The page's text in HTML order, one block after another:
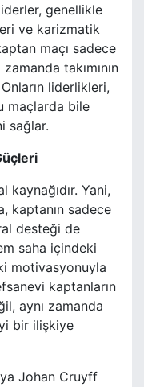
genellikle
ve karizmatik
maçı sadece
takımının
liderlikleri,
maçlarda bile
sağlar.
kaynağıdır. Yani,
kaptanın sadece
desteği de
saha içindeki
motivasyonuyla
kaptanların
aynı zamanda
bir ilişkiye
Johan Cruyff